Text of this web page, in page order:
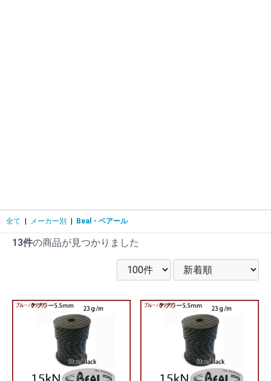
全て メーカー別 Beal・ベアール
13件の商品が見つかりました